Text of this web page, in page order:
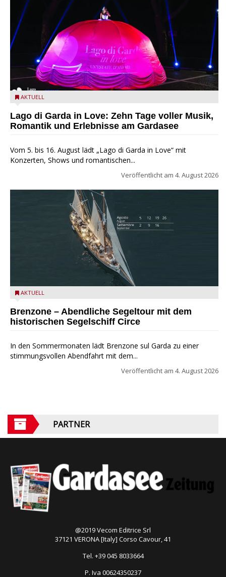
Lago di Garda in Love
AKTUELL
Lago di Garda in Love: Zehn Tage voller Musik,
Romantik und Erlebnisse am Gardasee
Vom 5. bis 16. August lädt „Lago di Garda in Love“ mit
Konzerten, Shows und romantischen...
Veröffentlicht am 4. August 2026
Mit dem historischen Segelschiff Circe auf dem Gardasee.
AKTUELL
Brenzone – Abendliche Segeltour mit dem
historischen Segelschiff Circe
In den Sommermonaten lädt Brenzone sul Garda zu einer
stimmungsvollen Abendfahrt mit dem...
Veröffentlicht am 4. August 2026
PARTNER
@2019 Vecom Editrice Srl
37121 VERONA [Italy] Corso Cavour, 41
Tel. +39 045 8033664
P. Iva 00624350237